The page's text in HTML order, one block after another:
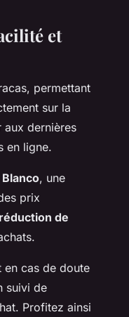
et
permettant
sur la
aux dernières
en ligne.
, une
prix
réduction de
en cas de doute
suivi de
Profitez ainsi